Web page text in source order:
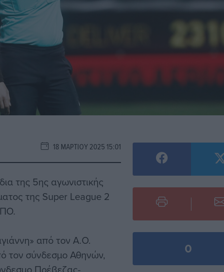
18 ΜΑΡΤΊΟΥ 2025 15:01
της 5ης αγωνιστικής
της Super League 2
από τον Α.Ο.
τον σύνδεσμο Αθηνών,
0